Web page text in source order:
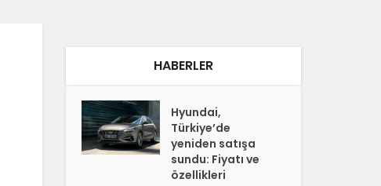
HABERLER
Hyundai,
Türkiye’de
yeniden satışa
sundu: Fiyatı ve
özellikleri